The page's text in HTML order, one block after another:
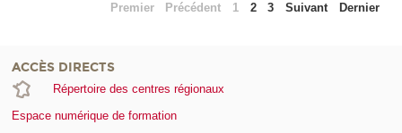
Premier
Précédent 1 2 3 Suivant Dernier
ACCÈS DIRECTS
Répertoire des centres régionaux
Espace numérique de formation